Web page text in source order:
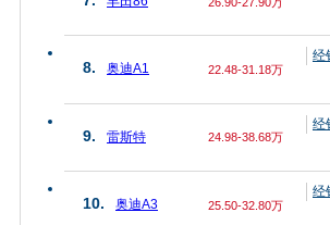
8. 奥迪A1 22.48-31.18万
经
9. 雷斯特 24.98-38.68万
经
10. 奥迪A3 25.50-32.80万
经